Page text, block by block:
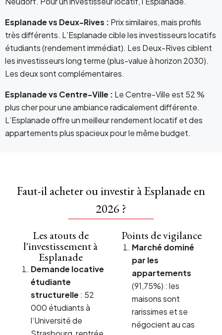
Esplanade vs Deux-Rives : Prix similaires, mais profils
très différents. L’Esplanade cible les investisseurs locatifs
étudiants (rendement immédiat). Les Deux-Rives ciblent
les investisseurs long terme (plus-value à horizon 2030).
Les deux sont complémentaires.
Esplanade vs Centre-Ville : Le Centre-Ville est 52 %
plus cher pour une ambiance radicalement différente.
L’Esplanade offre un meilleur rendement locatif et des
appartements plus spacieux pour le même budget.
Faut-il acheter ou investir à Esplanade en
2026 ?
Les atouts de
l'investissement à
Esplanade
Demande locative
étudiante
structurelle : 52
000 étudiants à
l’Université de
Points de vigilance
Marché dominé
par les
appartements
(91,75%) : les
maisons sont
rarissimes et se
négocient au cas